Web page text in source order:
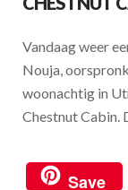
Vandaag weer
Nouja,
woonachtig in
Chestnut Cabin.
Save